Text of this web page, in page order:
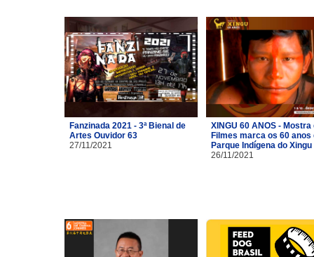
Fanzinada 2021 - 3ª Bienal de
Artes Ouvidor 63
27/11/2021
XINGU 60 ANOS - Mostra
Filmes marca os 60 anos
Parque Indígena do Xingu
26/11/2021